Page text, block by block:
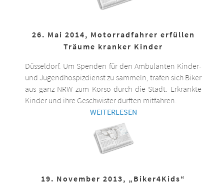
26. Mai 2014, Motorradfahrer erfüllen
Träume kranker Kinder
Düsseldorf. Um Spenden für den Ambulanten Kinder-
und Jugendhospizdienst zu sammeln, trafen sich Biker
aus ganz NRW zum Korso durch die Stadt. Erkrankte
Kinder und ihre Geschwister durften mitfahren.
WEITERLESEN
19. November 2013, „Biker4Kids“